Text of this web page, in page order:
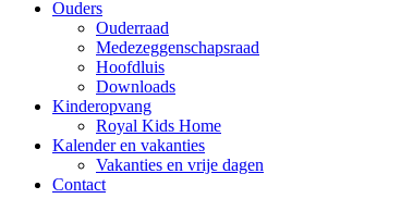
Ouders
Ouderraad
Medezeggenschapsraad
Hoofdluis
Downloads
Kinderopvang
Royal Kids Home
Kalender en vakanties
Vakanties en vrije dagen
Contact